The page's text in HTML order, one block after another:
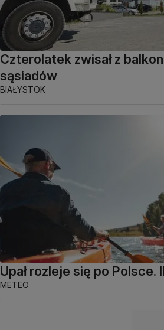
Czterolatek zwisał z
sąsiadów
BIAŁYSTOK
Upał rozleje się po Polsce.
METEO